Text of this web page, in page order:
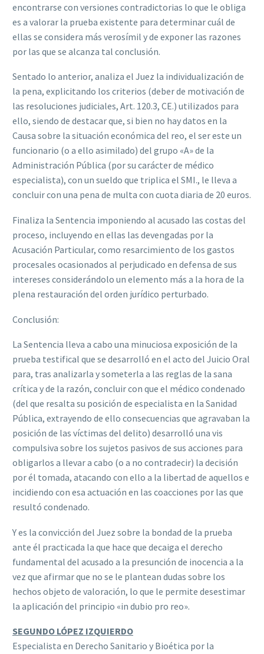
encontrarse con versiones contradictorias lo que le obliga
es a valorar la prueba existente para determinar cuál de
ellas se considera más verosímil y de exponer las razones
por las que se alcanza tal conclusión.
Sentado lo anterior, analiza el Juez la individualización de
la pena, explicitando los criterios (deber de motivación de
las resoluciones judiciales, Art. 120.3, CE.) utilizados para
ello, siendo de destacar que, si bien no hay datos en la
Causa sobre la situación económica del reo, el ser este un
funcionario (o a ello asimilado) del grupo «A» de la
Administración Pública (por su carácter de médico
especialista), con un sueldo que triplica el SMI., le lleva a
concluir con una pena de multa con cuota diaria de 20 euros.
Finaliza la Sentencia imponiendo al acusado las costas del
proceso, incluyendo en ellas las devengadas por la
Acusación Particular, como resarcimiento de los gastos
procesales ocasionados al perjudicado en defensa de sus
intereses considerándolo un elemento más a la hora de la
plena restauración del orden jurídico perturbado.
Conclusión:
La Sentencia lleva a cabo una minuciosa exposición de la
prueba testifical que se desarrolló en el acto del Juicio Oral
para, tras analizarla y someterla a las reglas de la sana
crítica y de la razón, concluir con que el médico condenado
(del que resalta su posición de especialista en la Sanidad
Pública, extrayendo de ello consecuencias que agravaban la
posición de las víctimas del delito) desarrolló una vis
compulsiva sobre los sujetos pasivos de sus acciones para
obligarlos a llevar a cabo (o a no contradecir) la decisión
por él tomada, atacando con ello a la libertad de aquellos e
incidiendo con esa actuación en las coacciones por las que
resultó condenado.
Y es la convicción del Juez sobre la bondad de la prueba
ante él practicada la que hace que decaiga el derecho
fundamental del acusado a la presunción de inocencia a la
vez que afirmar que no se le plantean dudas sobre los
hechos objeto de valoración, lo que le permite desestimar
la aplicación del principio «in dubio pro reo».
SEGUNDO LÓPEZ IZQUIERDO
Especialista en Derecho Sanitario y Bioética por la